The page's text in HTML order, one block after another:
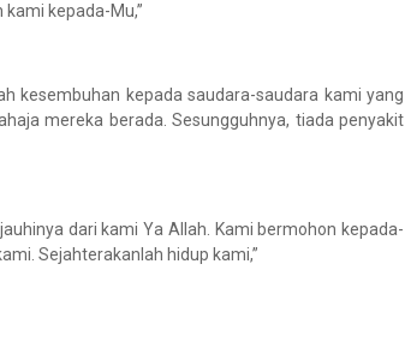
kepada-Mu,”
kesembuhan kepada saudara-saudara kami yang
mereka berada. Sesungguhnya, tiada penyakit
dari kami Ya Allah. Kami bermohon kepada-
Sejahterakanlah hidup kami,”